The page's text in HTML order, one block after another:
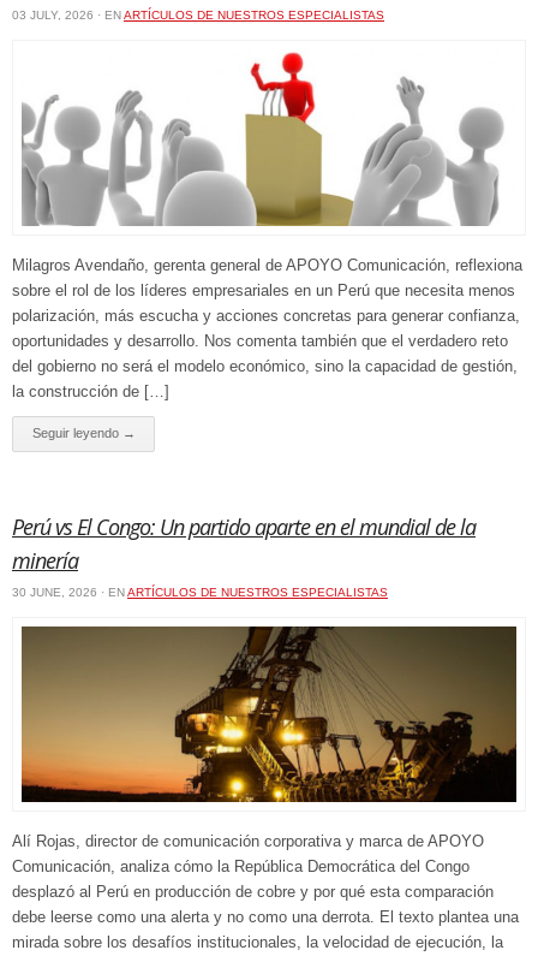
03 JULY, 2026 · EN ARTÍCULOS DE NUESTROS ESPECIALISTAS
Milagros Avendaño, gerenta general de APOYO Comunicación, reflexiona
sobre el rol de los líderes empresariales en un Perú que necesita menos
polarización, más escucha y acciones concretas para generar confianza,
oportunidades y desarrollo. Nos comenta también que el verdadero reto
del gobierno no será el modelo económico, sino la capacidad de gestión,
la construcción de […]
Seguir leyendo →
Perú vs El Congo: Un partido aparte en el mundial de la
minería
30 JUNE, 2026 · ENARTÍCULOS DE NUESTROS ESPECIALISTAS
Alí Rojas, director de comunicación corporativa y marca de APOYO
Comunicación, analiza cómo la República Democrática del Congo
desplazó al Perú en producción de cobre y por qué esta comparación
debe leerse como una alerta y no como una derrota. El texto plantea una
mirada sobre los desafíos institucionales, la velocidad de ejecución, la